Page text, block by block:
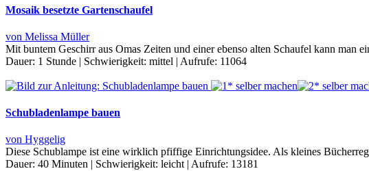
Mosaik besetzte Gartenschaufel
von Melissa Müller
Mit buntem Geschirr aus Omas Zeiten und einer ebenso alten Schaufel kann man
Dauer: 1 Stunde | Schwierigkeit: mittel | Aufrufe: 11064
Schubladenlampe bauen
von Hyggelig
Diese Schublampe ist eine wirklich pfiffige Einrichtungsidee. Als kleines
Dauer: 40 Minuten Schwierigkeit: leicht Aufrufe: 13181